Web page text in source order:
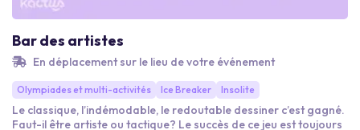
Bar des artistes
En déplacement sur le lieu de votre événement
Olympiades et multi-activités Ice Breaker Insolite
Le classique, l’indémodable, le redoutable dessiner c’est gagné.
Faut-il être artiste ou tactique? Le succès de ce jeu est toujours